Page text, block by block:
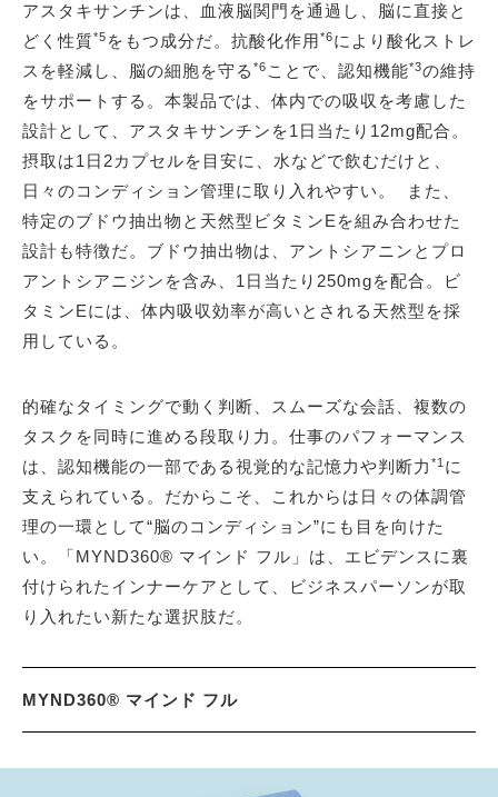
アスタキサンチンは、血液脳関門を通過し、脳に直接と
どく性質*5 をもつ成分だ。抗酸化作用*6により酸化ストレ
スを軽減し、脳の細胞を守る *6 ことで、認知機能*3の維持
をサポートする。本製品では、体内での吸収を考慮した
設計として、アスタキサンチンを1日当たり12mg配合。
摂取は1日2カプセルを目安に、水などで飲むだけと、
日々のコンディション管理に取り入れやすい。 また、
特定のブドウ抽出物と天然型ビタミンEを組み合わせた
設計も特徴だ。ブドウ抽出物は、アントシアニンとプロ
アントシアニジンを含み、1日当たり250mgを配合。ビ
タミンEには、体内吸収効率が高いとされる天然型を採
用している。
的確なタイミングで動く判断、スムーズな会話、複数の
タスクを同時に進める段取り力。仕事のパフォーマンス
は、認知機能の一部である視覚的な記憶力や判断力 *1 に
支えられている。だからこそ、これからは日々の体調管
理の一環として“脳のコンディション”にも目を向けた
い。「MYND360® マインド フル」は、エビデンスに裏
付けられたインナーケアとして、ビジネスパーソンが取
り入れたい新たな選択肢だ。
MYND360® マインド フル